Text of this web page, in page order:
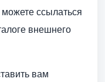
ссылаться
внешнего
вам